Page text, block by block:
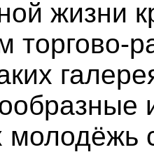
жизни
торгово-
молодёжь